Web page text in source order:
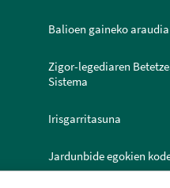
Balioen gaineko araudia
Zigor-legediaren
Sistema
Irisgarritasuna
Jardunbide egokien